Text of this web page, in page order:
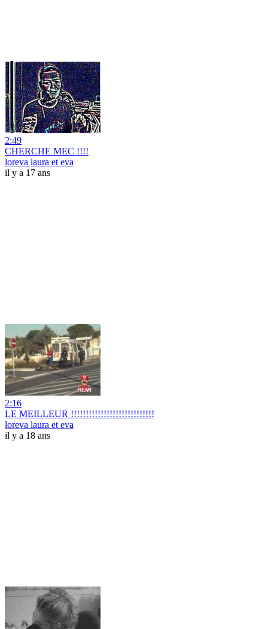
2:49
CHERCHE MEC !!!!
loreva laura et eva
il y a 17 ans
2:16
LE MEILLEUR !!!!!!!!!!!!!!!!!!!!!!!!!!!!
loreva laura et eva
il y a 18 ans